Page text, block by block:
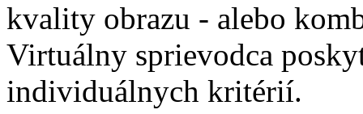
kvality obrazu - alebo
Virtuálny sprievodca
individuálnych kritérií.